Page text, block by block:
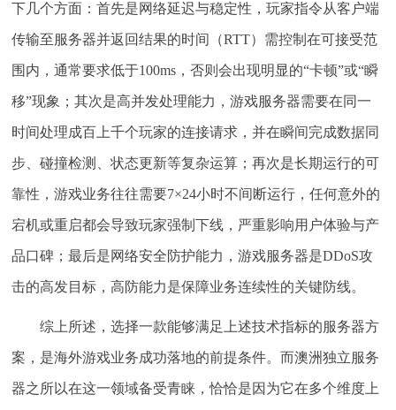
下几个方面：首先是网络延迟与稳定性 ，玩家指令从客户端
传输至服务器并返回结果的时间（RTT）需控制在可接受范
围内，通常要求低于100ms，否则会出现明显的“卡顿”或“瞬
移”现象；其次是高并发处理能力 ，游戏服务器需要在同一
时间处理成百上千个玩家的连接请求，并在瞬间完成数据同
步、碰撞检测、状态更新等复杂运算；再次是长期运行的可
靠性 ，游戏业务往往需要7×24小时不间断运行，任何意外的
宕机或重启都会导致玩家强制下线，严重影响用户体验与产
品口碑；最后是网络安全防护能力 ，游戏服务器是DDoS攻
击的高发目标，高防能力是保障业务连续性的关键防线。
综上所述，选择一款能够满足上述技术指标的服务器方
案，是海外游戏业务成功落地的前提条件。而澳洲独立服务
器之所以在这一领域备受青睐，恰恰是因为它在多个维度上